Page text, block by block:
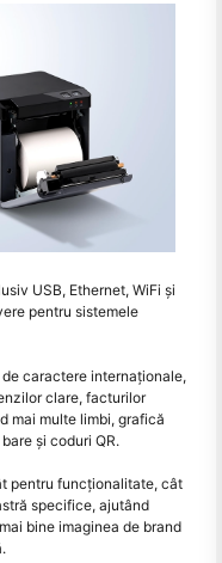
USB, Ethernet, WiFi și
pentru sistemele
caractere internaționale,
clare, facturilor
mai multe limbi, grafică
și coduri QR.
pentru funcționalitate, cât
specifice, ajutând
bine imaginea de brand